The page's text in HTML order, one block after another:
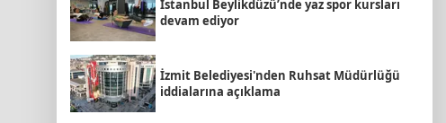
İstanbul Beylikdüzü’nde yaz spor kursları
devam ediyor
İzmit Belediyesi'nden Ruhsat Müdürlüğü
iddialarına açıklama